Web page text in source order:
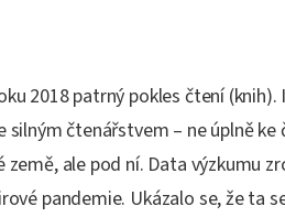
2018 patrný pokles čtení (knih).
silným čtenářstvem – ne úplně
země, ale pod ní. Data výzkumu
pandemie. Ukázalo se, že ta